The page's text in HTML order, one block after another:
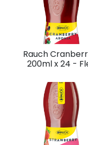
Rauch
200ml x 24 -